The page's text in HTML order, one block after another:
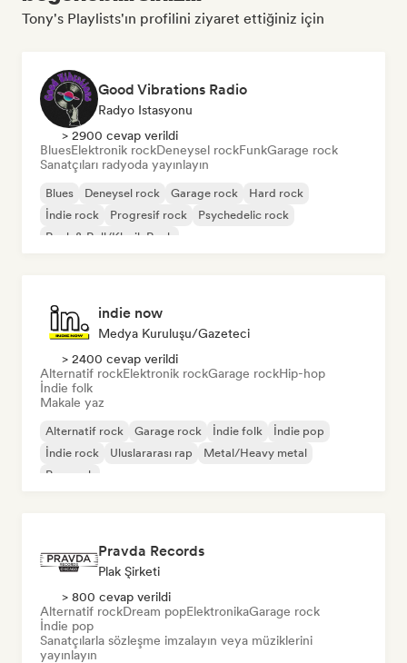
Tony's Playlists'ın profilini ziyaret ettiğiniz için
Good Vibrations Radio
Radyo Istasyonu
> 2900 cevap verildi
BluesElektronik rockDeneysel rockFunkGarage rock
Sanatçıları radyoda yayınlayın
Blues Deneysel rock Garage rock
Hard rock
İndie rock
Progresif rock
Psychedelic rock
Rock & Roll/Klasik Rock
indie now
Medya Kuruluşu/Gazeteci
> 2400 cevap verildi
Alternatif rockElektronik rockGarage rockHip-hop
İndie folk
Makale yaz
Alternatif rock Garage rock İndie folk
İndie pop
İndie rock
Uluslararası rap
Metal/Heavy metal
Pop rock
Pravda Records
Plak Şirketi
> 800 cevap verildi
Alternatif rockDream popElektronikaGarage rock
İndie pop
Sanatçılarla sözleşme imzalayın veya müziklerini
yayınlayın